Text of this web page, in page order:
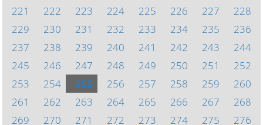
221
222 223 224 225 226 227
228
229
230 231 232 233 234 235
236
237
238 239 240 241 242 243
244
245
246 247 248 249 250 251
252
253
254 255 256 257 258 259
260
261
262 263 264 265 266 267
268
269
270 271 272 273 274 275
276